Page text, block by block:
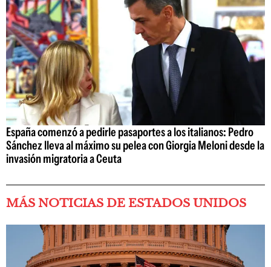
España comenzó a pedirle pasaportes a los italianos: Pedro
Sánchez lleva al máximo su pelea con Giorgia Meloni desde la
invasión migratoria a Ceuta
MÁS NOTICIAS DE ESTADOS UNIDOS